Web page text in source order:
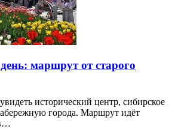
маршрут от старого
исторический центр, сибирское
города. Маршрут идёт